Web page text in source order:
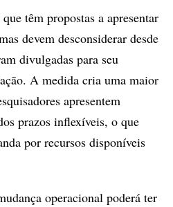
têm propostas a apresentar
devem desconsiderar desde
divulgadas para seu
A medida cria uma maior
apresentem
prazos inflexíveis, o que
por recursos disponíveis
operacional poderá ter